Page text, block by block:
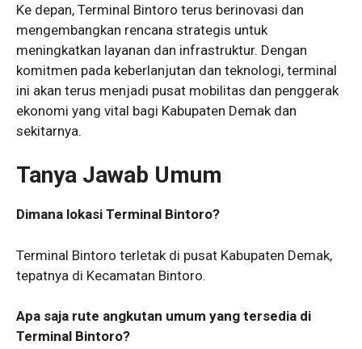
Ke depan, Terminal Bintoro terus berinovasi dan
mengembangkan rencana strategis untuk
meningkatkan layanan dan infrastruktur. Dengan
komitmen pada keberlanjutan dan teknologi, terminal
ini akan terus menjadi pusat mobilitas dan penggerak
ekonomi yang vital bagi Kabupaten Demak dan
sekitarnya.
Tanya Jawab Umum
Dimana lokasi Terminal Bintoro?
Terminal Bintoro terletak di pusat Kabupaten Demak,
tepatnya di Kecamatan Bintoro.
Apa saja rute angkutan umum yang tersedia di
Terminal Bintoro?